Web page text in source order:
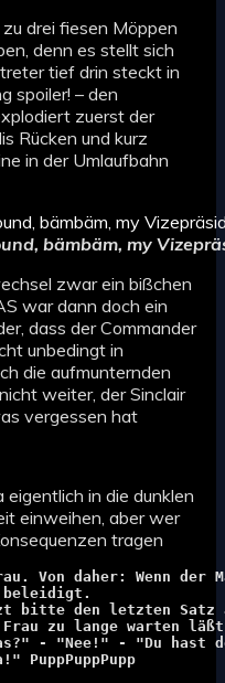
drei fiesen Möppen
denn es stellt sich
tief drin steckt in
spoiler! – den
zuerst der
Rücken und kurz
in der Umlaufbahn
bämbäm, my
zwar ein bißchen
war dann doch ein
dass der Commander
unbedingt in
die aufmunternden
weiter, der Sinclair
vergessen hat
eigentlich in die dunklen
einweihen, aber wer
tragen
Von daher: Wenn
bitte den letzten Satz
zu lange warten
- "Nee!" - "Du
PuppPuppPupp